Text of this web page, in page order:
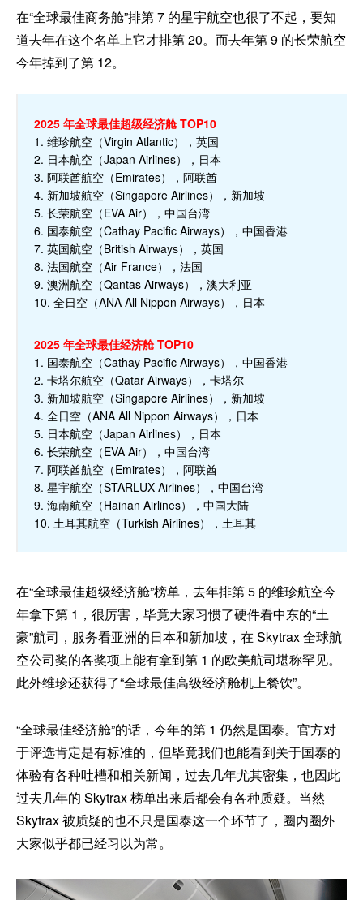
在“全球最佳商务舱”排第 7 的星宇航空也很了不起，要知
道去年在这个名单上它才排第 20。而去年第 9 的长荣航空
今年掉到了第 12。
2025 年全球最佳超级经济舱 TOP10
1. 维珍航空（Virgin Atlantic），英国
2. 日本航空（Japan Airlines），日本
3. 阿联酋航空（Emirates），阿联酋
4. 新加坡航空（Singapore Airlines），新加坡
5. 长荣航空（EVA Air），中国台湾
6. 国泰航空（Cathay Pacific Airways），中国香港
7. 英国航空（British Airways），英国
8. 法国航空（Air France），法国
9. 澳洲航空（Qantas Airways），澳大利亚
10. 全日空（ANA All Nippon Airways），日本
2025 年全球最佳经济舱 TOP10
1. 国泰航空（Cathay Pacific Airways），中国香港
2. 卡塔尔航空（Qatar Airways），卡塔尔
3. 新加坡航空（Singapore Airlines），新加坡
4. 全日空（ANA All Nippon Airways），日本
5. 日本航空（Japan Airlines），日本
6. 长荣航空（EVA Air），中国台湾
7. 阿联酋航空（Emirates），阿联酋
8. 星宇航空（STARLUX Airlines），中国台湾
9. 海南航空（Hainan Airlines），中国大陆
10. 土耳其航空（Turkish Airlines），土耳其
在“全球最佳超级经济舱”榜单，去年排第 5 的维珍航空今
年拿下第 1，很厉害，毕竟大家习惯了硬件看中东的“土
豪”航司，服务看亚洲的日本和新加坡，在 Skytrax 全球航
空公司奖的各奖项上能有拿到第 1 的欧美航司堪称罕见。
此外维珍还获得了“全球最佳高级经济舱机上餐饮”。
“全球最佳经济舱”的话，今年的第 1 仍然是国泰。官方对
于评选肯定是有标准的，但毕竟我们也能看到关于国泰的
体验有各种吐槽和相关新闻，过去几年尤其密集，也因此
过去几年的 Skytrax 榜单出来后都会有各种质疑。当然
Skytrax 被质疑的也不只是国泰这一个环节了，圈内圈外
大家似乎都已经习以为常。